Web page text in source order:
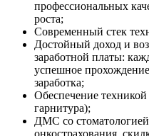
профессиональных
роста;
Современный стек
Достойный доход и
заработной платы:
успешное
заработка;
Обеспечение
гарнитура);
ДМС со